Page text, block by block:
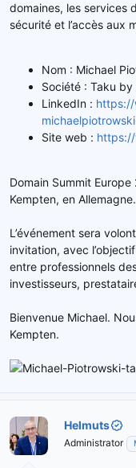
domaines, les services
sécurité et l’accès aux
Nom : Michael
Société : Taku by
LinkedIn :
Site web :
Domain Summit
Kempten, en Allemagne.
L’événement sera
invitation, avec
entre professionnels
investisseurs,
Bienvenue Michael.
Kempten.
Helmuts
Administrator